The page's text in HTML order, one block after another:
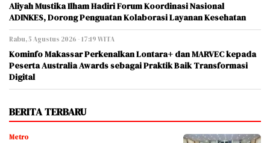
Aliyah Mustika Ilham Hadiri Forum Koordinasi Nasional
ADINKES, Dorong Penguatan Kolaborasi Layanan Kesehatan
Rabu, 5 Agustus 2026 - 17:19 WITA
Kominfo Makassar Perkenalkan Lontara+ dan MARVEC kepada
Peserta Australia Awards sebagai Praktik Baik Transformasi
Digital
BERITA TERBARU
Metro